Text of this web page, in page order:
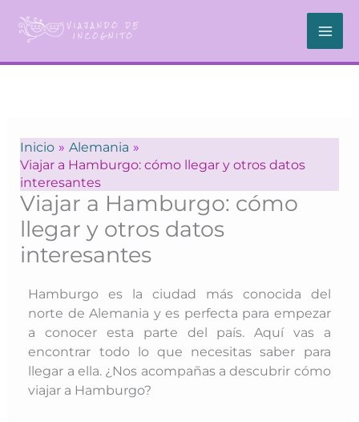
contenido
Inicio
Alemania
Viajar a Hamburgo: cómo llegar y otros datos
interesantes
Viajar a Hamburgo: cómo
llegar y otros datos
interesantes
Hamburgo es la ciudad más conocida del
norte de Alemania y es perfecta para empezar
a conocer esta parte del país. Aquí vas a
encontrar todo lo que necesitas saber para
llegar a ella. ¿Nos acompañas a descubrir cómo
viajar a Hamburgo?